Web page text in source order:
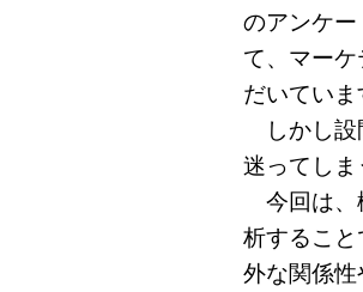
のアンケ
て、マー
だいていま
しかし設
迷ってし
今回は、
析するこ
外な関係